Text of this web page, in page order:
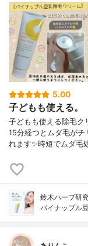
5.00
子どもも使える。
子どもも使える除毛ク
15分経つとムダ毛がチ
れます✨時短でムダ毛
鈴木ハーブ研
パイナップル